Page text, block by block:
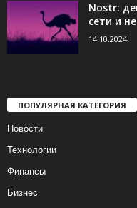
Nostr:
сети и
14.10.2024
ПОПУЛЯРНАЯ КАТЕГОРИЯ
Новости
Технологии
Финансы
Бизнес